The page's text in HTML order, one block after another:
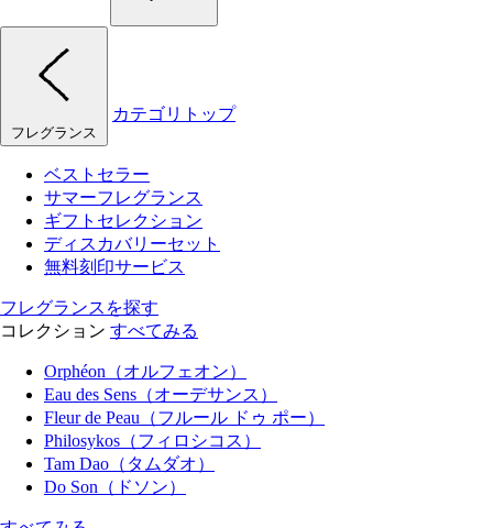
フレグランス
カテゴリトップ
ベストセラー
サマーフレグランス
ギフトセレクション
ディスカバリーセット
無料刻印サービス
フレグランスを探す
コレクション すべてみる
Orphéon（オルフェオン）
Eau des Sens（オーデサンス）
Fleur de Peau（フルール ドゥ ポー）
Philosykos（フィロシコス）
Tam Dao（タムダオ）
Do Son（ドソン）